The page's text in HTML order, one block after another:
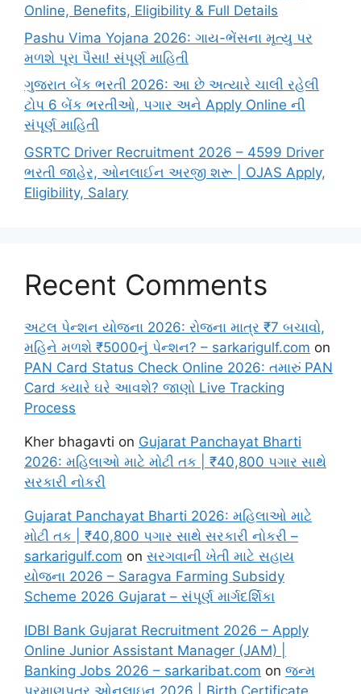
Online, Benefits, Eligibility & Full Details
Pashu Vima Yojana 2026: ગાય-ભેંસના મૃત્યુ પર
મળશે પૂરા પૈસા! સંપૂર્ણ માહિતી
ગુજરાત બેંક ભરતી 2026: આ છે અત્યારે ચાલી રહેલી
ટોપ 6 બેંક ભરતીઓ, પગાર અને Apply Online ની
સંપૂર્ણ માહિતી
GSRTC Driver Recruitment 2026 – 4599 Driver
ભરતી જાહેર, ઓનલાઈન અરજી શરૂ | OJAS Apply,
Eligibility, Salary
Recent Comments
અટલ પેન્શન યોજના 2026: રોજના માત્ર ₹7 બચાવો,
મહિને મળશે ₹5000નું પેન્શન? – sarkarigulf.com on
PAN Card Status Check Online 2026: તમારું PAN
Card ક્યારે ઘરે આવશે? જાણો Live Tracking
Process
Kher bhagavti on Gujarat Panchayat Bharti
2026: મહિલાઓ માટે મોટી તક | ₹40,800 પગાર સાથે
સરકારી નોકરી
Gujarat Panchayat Bharti 2026: મહિલાઓ માટે
મોટી તક | ₹40,800 પગાર સાથે સરકારી નોકરી –
sarkarigulf.com on સરગવાની ખેતી માટે સહાય
યોજના 2026 – Saragva Farming Subsidy
Scheme 2026 Gujarat – સંપૂર્ણ માર્ગદર્શિકા
IDBI Bank Gujarat Recruitment 2026 – Apply
Online Junior Assistant Manager (JAM) |
Banking Jobs 2026 – sarkaribat.com on જન્મ
પ્રમાણપત્ર ઓનલાઇન 2026 | Birth Certificate